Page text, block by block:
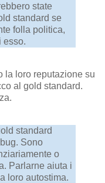
state
standard se
folla politica,
esso.
la loro reputazione su
al gold standard.
standard
Sono
o
Parlarne aiuta i
loro autostima.